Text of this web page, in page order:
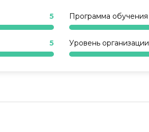
5
5
Программа обучения
Уровень организации